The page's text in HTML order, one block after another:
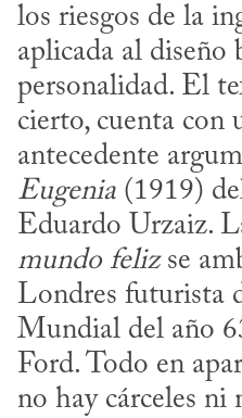
los riesgos de la
aplicada al diseño
personalidad. El
cierto, cuenta con
Eugenia (1919)
Eduardo Urzaiz.
mundo feliz se
Londres futurista
Mundial del año
Ford. Todo en
no hay cárceles ni